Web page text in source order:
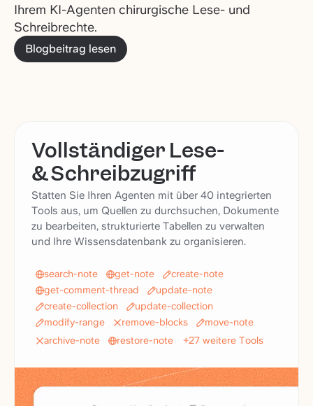
Ihrem KI-Agenten chirurgische Lese- und
Schreibrechte.
Blogbeitrag lesen
Vollständiger Lese-
& Schreibzugriff
Statten Sie Ihren Agenten mit über 40 integrierten
Tools aus, um Quellen zu durchsuchen, Dokumente
zu bearbeiten, strukturierte Tabellen zu verwalten
und Ihre Wissensdatenbank zu organisieren.
search-note get-note
create-note
get-comment-thread
update-note
create-collection
update-collection
modify-range
remove-blocks
move-note
archive-note
restore-note +27 weitere Tools